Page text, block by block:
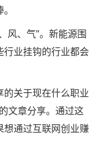
、气”。新能源围
行业挂钩的行业都会
关于现在什么职业
文章分享。通过这
想通过互联网创业赚